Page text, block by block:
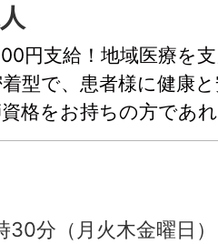
円支給！地域医療を
型で、患者様に健康
格をお持ちの方であ
さい。
(2)9時00分～17時00分（水曜日） ⑶9時00分～13